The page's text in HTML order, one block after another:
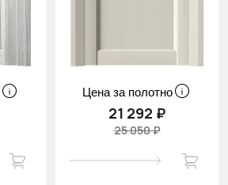
Цена за полотно
21 292 ₽
25 050 ₽